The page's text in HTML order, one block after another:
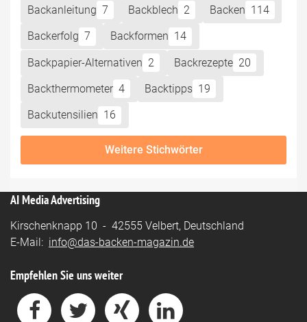
Backanleitung 7 Backblech 2 Backen 114
Backerfolg 7 Backformen 14
Backpapier-Alternativen 2 Backrezepte 20
Backthermometer 4 Backtipps 19
Backutensilien 16
Weitere Stichwörter
AI Media Advertising
Kirschenknapp 10 - 42555 Velbert, Deutschland
E-Mail: info@das-backen-magazin.de
Empfehlen Sie uns weiter